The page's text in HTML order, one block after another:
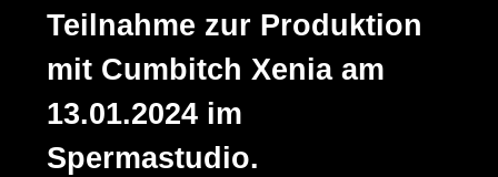
Teilnahme zur Produktion
mit Cumbitch Xenia am
13.01.2024 im
Spermastudio.